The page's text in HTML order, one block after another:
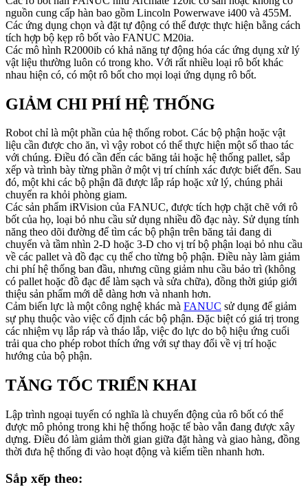
nguồn cung cấp hàn bao gồm Lincoln Powerwave i400 và 455M.
Các ứng dụng chọn và đặt tự động có thể được thực hiện bằng cách
tích hợp bộ kẹp rô bốt vào FANUC M20ia.
Các mô hình R2000ib có khả năng tự động hóa các ứng dụng xử lý
vật liệu thường luôn có trong kho. Với rất nhiều loại rô bốt khác
nhau hiện có, có một rô bốt cho mọi loại ứng dụng rô bốt.
GIẢM CHI PHÍ HỆ THỐNG
Robot chỉ là một phần của hệ thống robot. Các bộ phận hoặc vật
liệu cần được cho ăn, vì vậy robot có thể thực hiện một số thao tác
với chúng. Điều đó cần đến các băng tải hoặc hệ thống pallet, sắp
xếp và trình bày từng phần ở một vị trí chính xác được biết đến. Sau
đó, một khi các bộ phận đã được lắp ráp hoặc xử lý, chúng phải
chuyển ra khỏi phòng giam.
Các sản phẩm iRVision của FANUC, được tích hợp chặt chẽ với rô
bốt của họ, loại bỏ nhu cầu sử dụng nhiều đồ đạc này. Sử dụng tính
năng theo dõi đường để tìm các bộ phận trên băng tải đang di
chuyển và tầm nhìn 2-D hoặc 3-D cho vị trí bộ phận loại bỏ nhu cầu
về các pallet và đồ đạc cụ thể cho từng bộ phận. Điều này làm giảm
chi phí hệ thống ban đầu, nhưng cũng giảm nhu cầu bảo trì (không
có pallet hoặc đồ đạc để làm sạch và sửa chữa), đồng thời giúp giới
thiệu sản phẩm mới dễ dàng hơn và nhanh hơn.
Cảm biến lực là một công nghệ khác mà FANUC sử dụng để giảm
sự phụ thuộc vào việc cố định các bộ phận. Đặc biệt có giá trị trong
các nhiệm vụ lắp ráp và tháo lắp, việc đo lực do bộ hiệu ứng cuối
trải qua cho phép robot thích ứng với sự thay đổi về vị trí hoặc
hướng của bộ phận.
TĂNG TỐC TRIỂN KHAI
Lập trình ngoại tuyến có nghĩa là chuyển động của rô bốt có thể
được mô phỏng trong khi hệ thống hoặc tế bào vẫn đang được xây
dựng. Điều đó làm giảm thời gian giữa đặt hàng và giao hàng, đồng
thời đưa hệ thống đi vào hoạt động và kiếm tiền nhanh hơn.
Sắp xếp theo: